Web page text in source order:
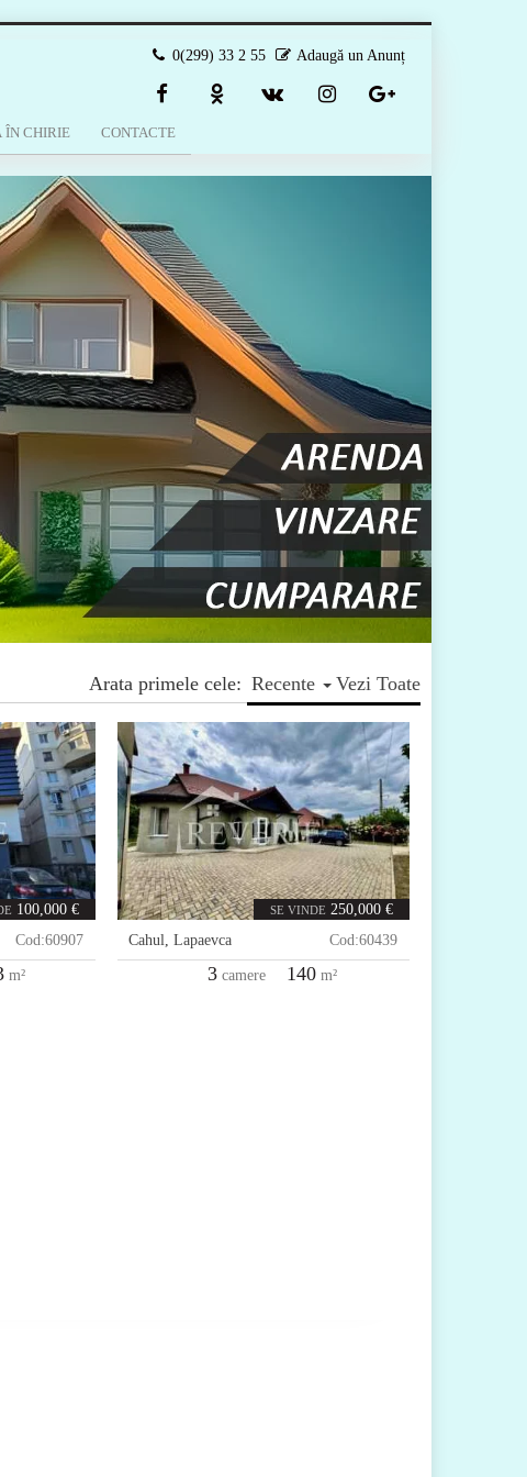
0(299) 33 2 55 Adaugă un Anunț
ÎN CHIRIE CONTACTE
Vezi Toate
Arata primele cele: Recente
100,000 €
Cod:60907
m²
SE VINDE 250,000 €
Cahul,Lapaevca Cod:60439
3camere 140m²